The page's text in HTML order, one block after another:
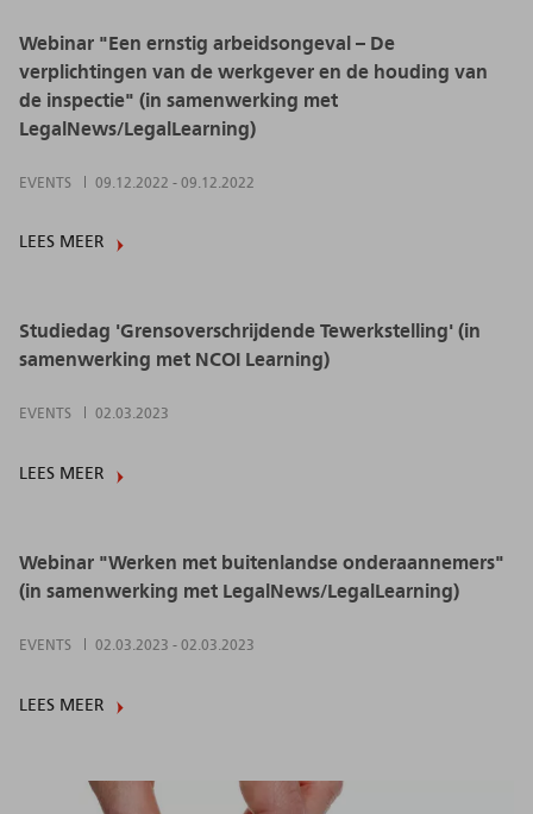
Webinar "Een ernstig arbeidsongeval – De
verplichtingen van de werkgever en de houding van
de inspectie" (in samenwerking met
LegalNews/LegalLearning)
EVENTS 09.12.2022 - 09.12.2022
LEES MEER
Studiedag 'Grensoverschrijdende Tewerkstelling' (in
samenwerking met NCOI Learning)
EVENTS 02.03.2023
LEES MEER
Webinar "Werken met buitenlandse onderaannemers"
(in samenwerking met LegalNews/LegalLearning)
EVENTS 02.03.2023 - 02.03.2023
LEES MEER